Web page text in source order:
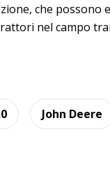
che possono
nel campo
John Deere